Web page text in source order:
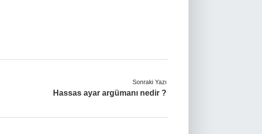
Sonraki Yazı
Hassas ayar argümanı nedir ?